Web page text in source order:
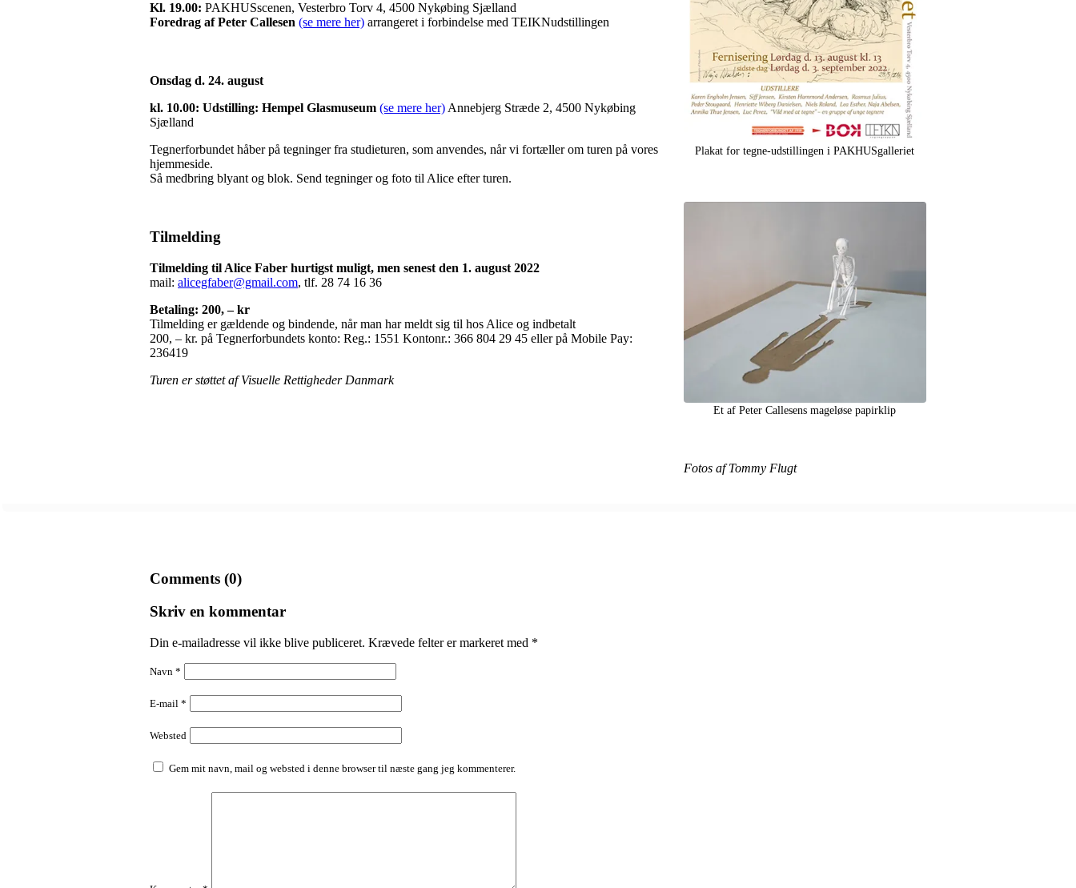
Kl. 19.00: PAKHUSscenen, Vesterbro Torv 4, 4500 Nykøbing Sjælland
Foredrag af Peter Callesen (se mere her) arrangeret i forbindelse med TEIKNudstillingen
Onsdag d. 24. august
kl. 10.00: Udstilling: Hempel Glasmuseum (se mere her)Annebjerg Stræde 2, 4500 Nykøbing
Sjælland
Tegnerforbundet håber på tegninger fra studieturen, som anvendes, når vi fortæller om turen på vores
hjemmeside.
Så medbring blyant og blok. Send tegninger og foto til Alice efter turen.
Tilmelding
Tilmelding til Alice Faber hurtigst muligt, men senest den 1. august 2022
mail: alicegfaber@gmail.com, tlf. 28 74 16 36
Betaling: 200, – kr
Tilmelding er gældende og bindende, når man har meldt sig til hos Alice og indbetalt
200, – kr. på Tegnerforbundets konto: Reg.: 1551 Kontonr.: 366 804 29 45 eller på Mobile Pay:
236419
Turen er støttet af Visuelle Rettigheder Danmark
Plakat for tegne-udstillingen i PAKHUSgalleriet
Et af Peter Callesens mageløse papirklip
Fotos af Tommy Flugt
Comments (0)
Skriv en kommentar
Din e-mailadresse vil ikke blive publiceret. Krævede felter er markeret med *
Navn *
E-mail *
Websted
Gem mit navn, mail og websted i denne browser til næste gang jeg kommenterer.